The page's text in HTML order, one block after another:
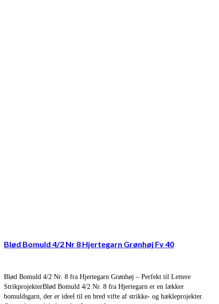
Blød Bomuld 4/2 Nr 8 Hjertegarn Grønhøj Fv 40
Blød Bomuld 4/2 Nr. 8 fra Hjertegarn Grønhøj – Perfekt til Lettere
StrikprojekterBlød Bomuld 4/2 Nr. 8 fra Hjertegarn er en lækker
bomuldsgarn, der er ideel til en bred vifte af strikke- og hækleprojekter.